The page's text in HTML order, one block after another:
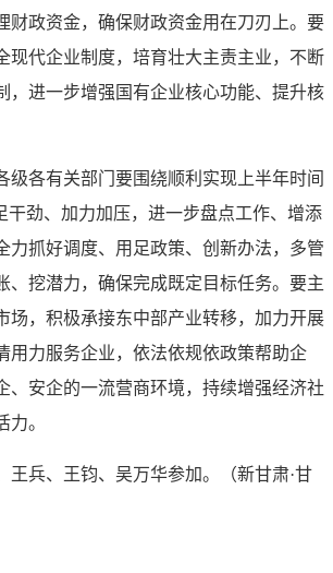
财政资金，确保财政资金用在刀刃上。要
现代企业制度，培育壮大主责主业，不断
，进一步增强国有企业核心功能、提升核
级各有关部门要围绕顺利实现上半年时间
干劲、加力加压，进一步盘点工作、增添
力抓好调度、用足政策、创新办法，多管
、挖潜力，确保完成既定目标任务。要主
场，积极承接东中部产业转移，加力开展
用力服务企业，依法依规依政策帮助企
、安企的一流营商环境，持续增强经济社
力。
王兵、王钧、吴万华参加。（新甘肃·甘